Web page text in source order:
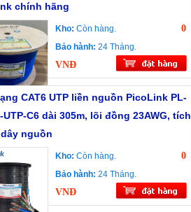
chính hãng
Kho: Còn hàng.
Bảo hành: 24 Tháng.
0
VNĐ
CAT6 UTP liền nguồn PicoLink PL-
UTP-C6 dài 305m, lõi đồng 23AWG, tích
nguồn
Kho: Còn hàng.
Bảo hành: 24 Tháng.
0
VNĐ